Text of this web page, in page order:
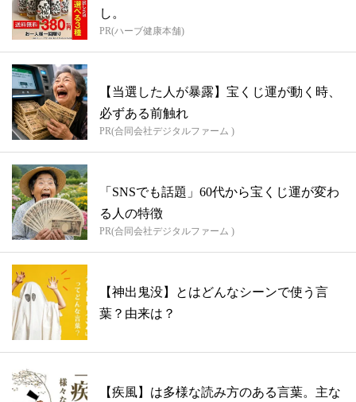
し。
PR(ハーブ健康本舗)
【当選した人が暴露】宝くじ運が動く時、
必ずある前触れ
PR(合同会社デジタルファーム )
「SNSでも話題」60代から宝くじ運が変わ
る人の特徴
PR(合同会社デジタルファーム )
【神出鬼没】とはどんなシーンで使う言
葉？由来は？
【疾風】は多様な読み方のある言葉。主な